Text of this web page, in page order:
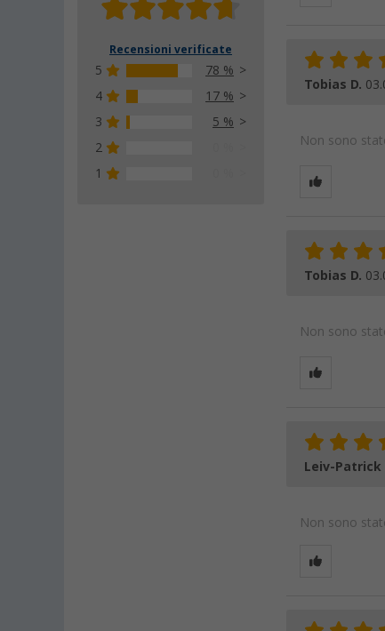
Recensioni verificate
5
78 %
4
17 %
3
5 %
2
1
Tobias D.
Non sono
Tobias D.
Non sono
Leiv-Patrick
Non sono